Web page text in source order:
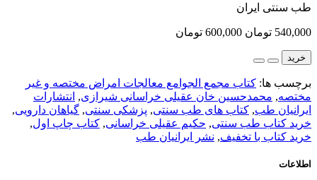
طب سنتی ایران
540,000 تومان 600,000 تومان
خرید
برچسب ها: کتاب مجمع الجوامع معالجات امراض مختصه و غیر
مختصه, محمدحسین خان عقیلی خراسانی شیرازی, انتشارات
ایرانیان طب, کتاب های طب سنتی, پزشکی سنتی, گیاهان دارویی,
خرید کتاب طب سنتی, حکیم عقیلی خراسانی, کتاب چاپ اول,
خرید کتاب با تخفیف, نشر ایرانیان طب
اطلاعات